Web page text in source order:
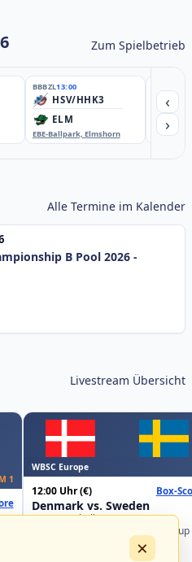
Zum Spielbetrieb
BBBZL13:00
HSV/HHK3
ELM
EBE-Ballpark, Elmshorn
‹
›
Alle Termine im Kalender
B Pool 2026 -
Livestream Übersicht
1
WBSC Europe
12:00 Uhr(€) Box-
Denmark vs. Sweden
U-23 Baseball European
Championship B Pool 2026 - Group
×